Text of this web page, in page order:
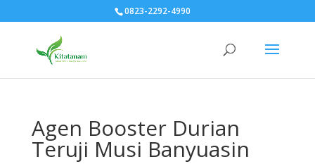
0823-2292-4990
Agen Booster Durian
Teruji Musi Banyuasin